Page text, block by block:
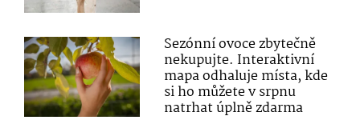
Sezónní ovoce zbytečně
nekupujte. Interaktivní
mapa odhaluje místa, kde
si ho můžete v srpnu
natrhat úplně zdarma